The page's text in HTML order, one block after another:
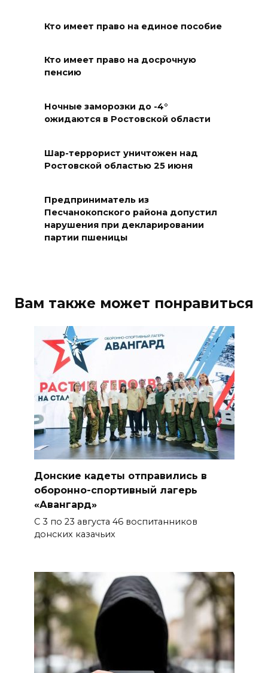
Наблюдатели готовятся к
06 августа 2026 18:25
пострадавшим при атаке
БПЛА на Кубани
погибли дети из-за атаки
БПЛА на Кубани
06 августа 2026 16:57
«Лучший школьный педагог-
06 августа 2026 16:30
ВСЕ КАК ЕСТЬ. Политика
Зеленского: ложь, вранье и
провокация
06 августа 2026 16:25
Подготовка к школе
06 августа 2026 15:51
Донские спасатели провели
профилактические занятия
более чем для 11 тыс. детей
«Хочу прожить жизнь одна»:
ростовчанка разочаровалась
в местных мужчинах
06 августа 2026 15:38
Кто имеет право на единое пособие
Кто имеет право на досрочную
пенсию
Ночные заморозки до -4°
ожидаются в Ростовской области
Шар-террорист уничтожен над
Ростовской областью 25 июня
Предприниматель из
Песчанокопского района допустил
нарушения при декларировании
партии пшеницы
Вам также может понравиться
Донские кадеты отправились в
оборонно-спортивный лагерь
«Авангард»
С 3 по 23 августа 46 воспитанников
донских казачьих